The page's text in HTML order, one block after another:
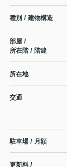
種別 / 建物構造
部屋 /
所在階 / 階建
所在地
交通
駐車場 / 月額
更新料 /